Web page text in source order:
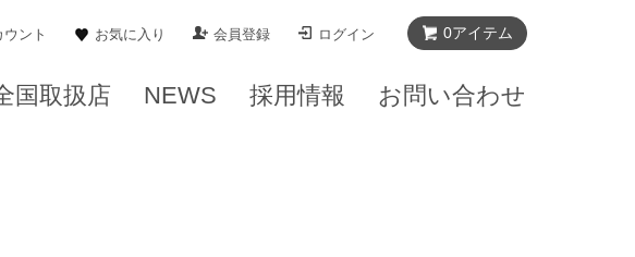
0アイテム
ント お気に入り 会員登録 ログイン
国取扱店 NEWS 採用情報 お問い合わせ